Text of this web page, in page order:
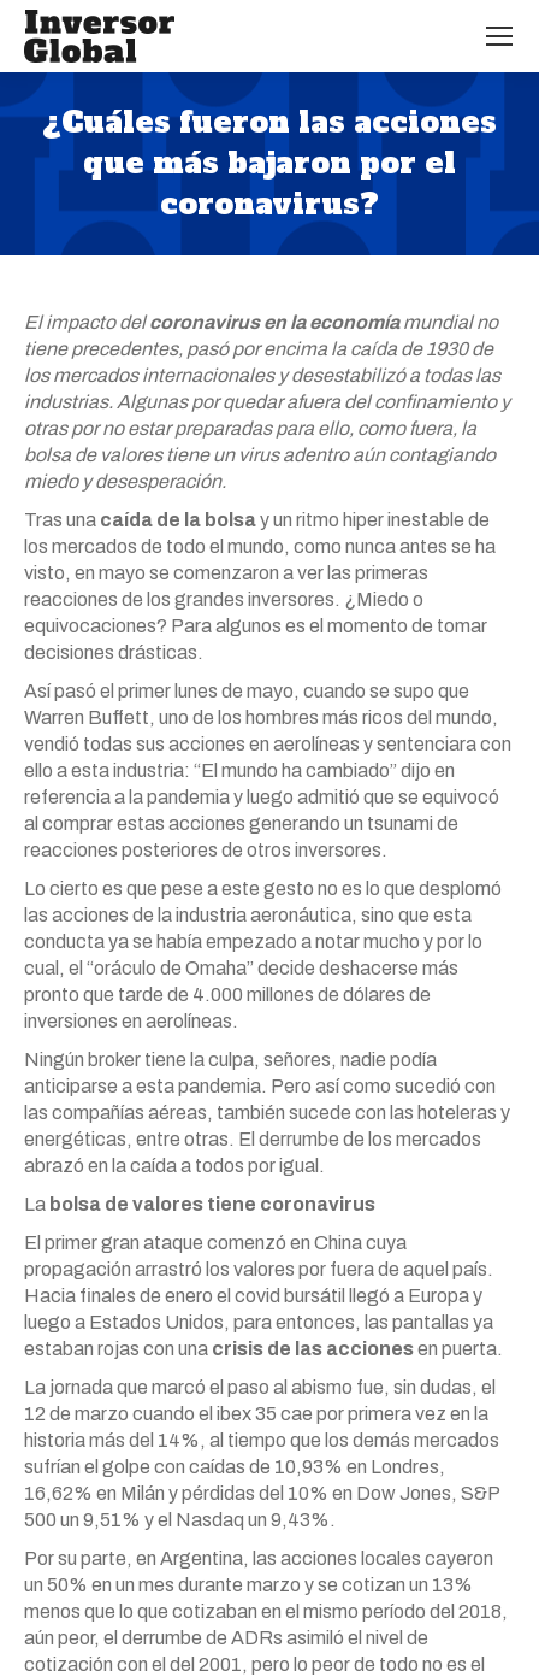
¿Cuáles fueron las acciones
que más bajaron por el
coronavirus?
Estás aquí:
El impacto delcoronavirus en la economíamundial no
tiene precedentes, pasó por encima la caída de 1930 de
los mercados internacionales y desestabilizó a todas las
industrias. Algunas por quedar afuera del confinamiento y
otras por no estar preparadas para ello, como fuera, la
bolsa de valores tiene un virus adentro aún contagiando
miedo y desesperación.
Tras una caída de la bolsay un ritmo hiper inestable de
los mercados de todo el mundo, como nunca antes se ha
visto, en mayo se comenzaron a ver las primeras
reacciones de los grandes inversores. ¿Miedo o
equivocaciones? Para algunos es el momento de tomar
decisiones drásticas.
Así pasó el primer lunes de mayo, cuando se supo que
Warren Buffett, uno de los hombres más ricos del mundo,
vendió todas sus acciones en aerolíneas y sentenciara con
ello a esta industria: “El mundo ha cambiado” dijo en
referencia a la pandemia y luego admitió que se equivocó
al comprar estas acciones generando un tsunami de
reacciones posteriores de otros inversores.
Lo cierto es que pese a este gesto no es lo que desplomó
las acciones de la industria aeronáutica, sino que esta
conducta ya se había empezado a notar mucho y por lo
cual, el “oráculo de Omaha” decide deshacerse más
pronto que tarde de 4.000 millones de dólares de
inversiones en aerolíneas.
Ningún broker tiene la culpa, señores, nadie podía
anticiparse a esta pandemia. Pero así como sucedió con
las compañías aéreas, también sucede con las hoteleras y
energéticas, entre otras. El derrumbe de los mercados
abrazó en la caída a todos por igual.
La bolsa de valores tiene coronavirus
El primer gran ataque comenzó en China cuya
propagación arrastró los valores por fuera de aquel país.
Hacia finales de enero el covid bursátil llegó a Europa y
luego a Estados Unidos, para entonces, las pantallas ya
estaban rojas con una crisis de las accionesen puerta.
La jornada que marcó el paso al abismo fue, sin dudas, el
12 de marzo cuando el ibex 35 cae por primera vez en la
historia más del 14%, al tiempo que los demás mercados
sufrían el golpe con caídas de 10,93% en Londres,
16,62% en Milán y pérdidas del 10% en Dow Jones, S&P
500 un 9,51% y el Nasdaq un 9,43%.
Por su parte, en Argentina, las acciones locales cayeron
un 50% en un mes durante marzo y se cotizan un 13%
menos que lo que cotizaban en el mismo período del 2018,
aún peor, el derrumbe de ADRs asimiló el nivel de
cotización con el del 2001, pero lo peor de todo no es el